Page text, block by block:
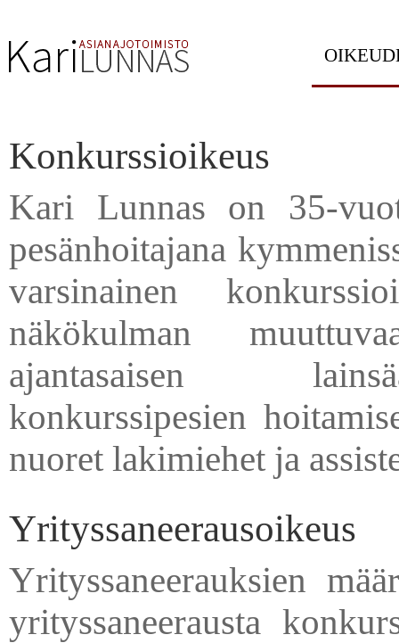
Konkurssioikeus
Kari Lunnas on 35-
pesänhoitajana
varsinainen
näkökulman
ajantasaisen
konkurssipesien
nuoret lakimiehet ja
Yrityssaneerausoikeus
Yrityssaneerauksien
yrityssaneerausta